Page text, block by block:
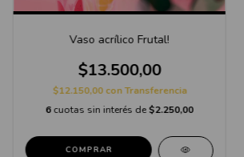
Vaso acrílico Frutal!
$13.500,00
$12.150,00conTransferencia
6cuotas sin interés de$2.250,00
COMPRAR